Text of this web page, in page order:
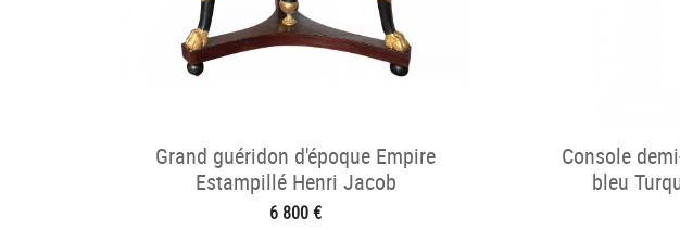
Grand guéridon d'époque Empire
Estampillé Henri Jacob
6 800 €
Console
bleu